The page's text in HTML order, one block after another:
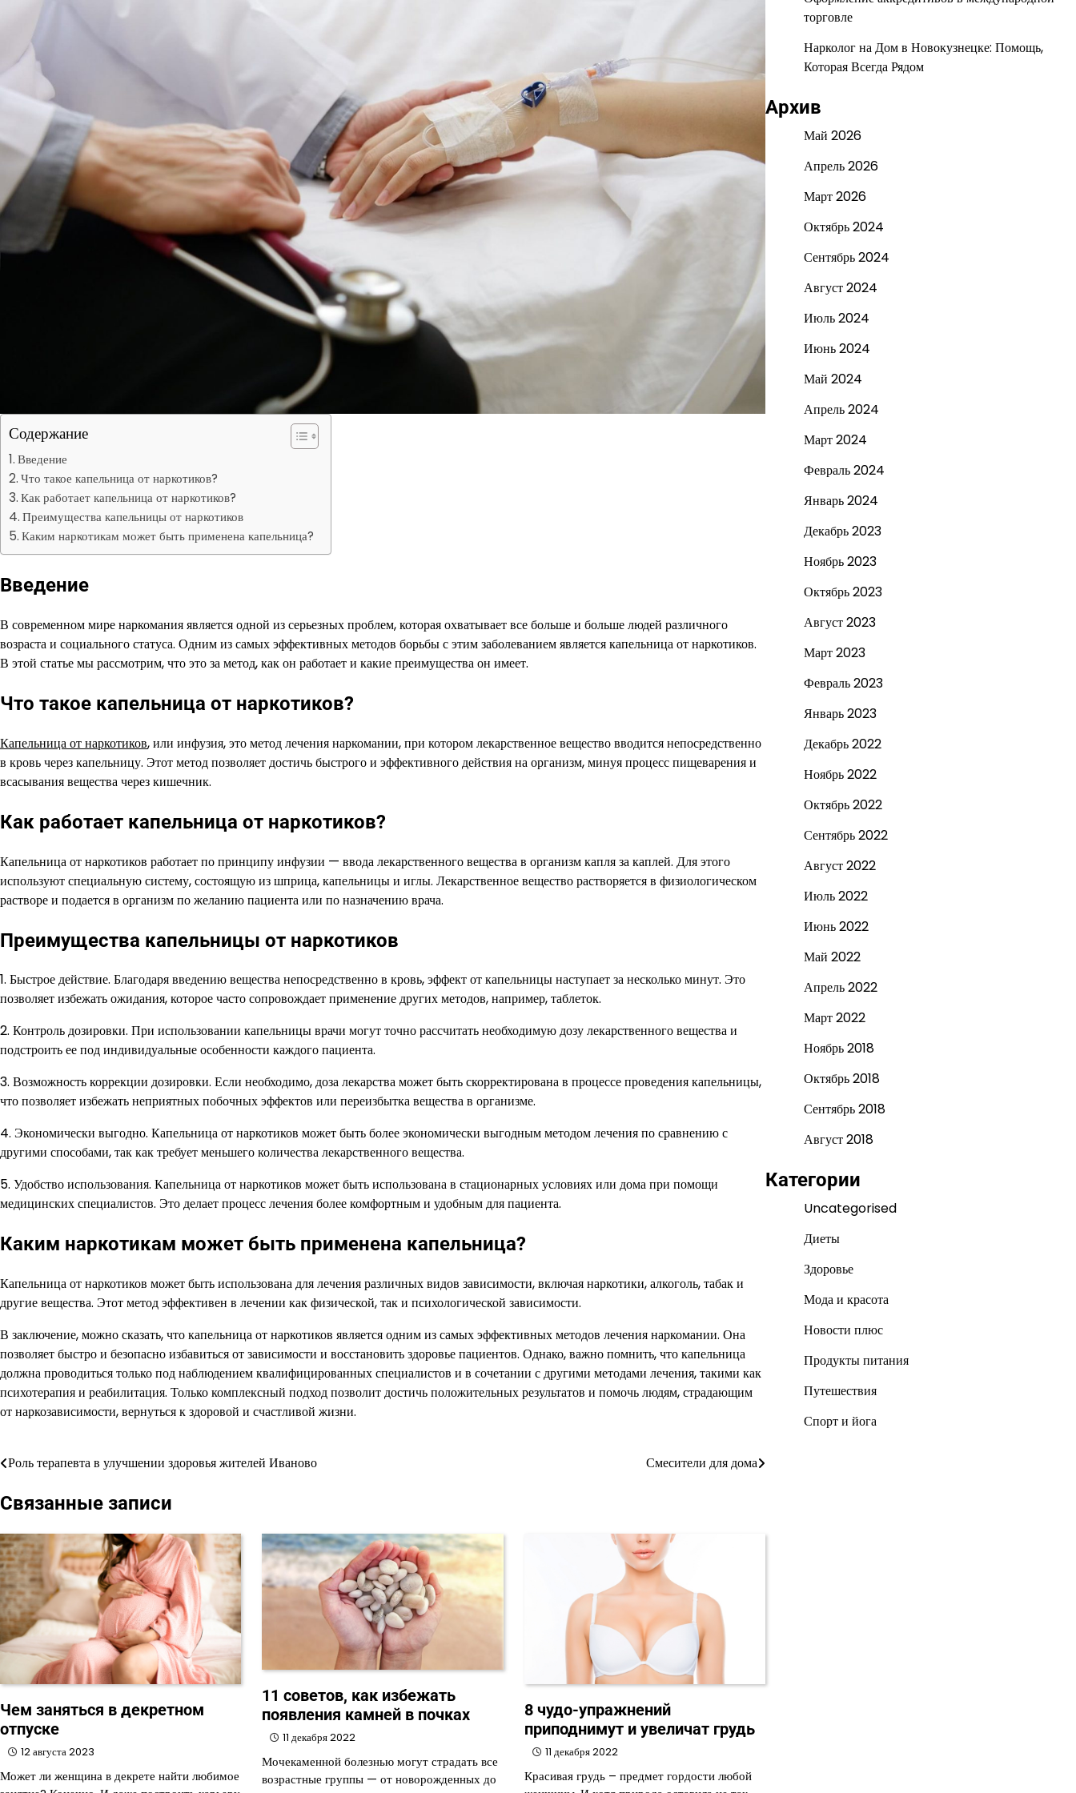
Содержание
Введение
Что такое капельница от наркотиков?
Как работает капельница от наркотиков?
Преимущества капельницы от наркотиков
Каким наркотикам может быть применена капельница?
Введение
В современном мире наркомания является одной из серьезных проблем, которая охватывает все больше и больше людей различного
возраста и социального статуса. Одним из самых эффективных методов борьбы с этим заболеванием является капельница от наркотиков.
В этой статье мы рассмотрим, что это за метод, как он работает и какие преимущества он имеет.
Что такое капельница от наркотиков?
Капельница от наркотиков, или инфузия, это метод лечения наркомании, при котором лекарственное вещество вводится непосредственно
в кровь через капельницу. Этот метод позволяет достичь быстрого и эффективного действия на организм, минуя процесс пищеварения и
всасывания вещества через кишечник.
Как работает капельница от наркотиков?
Капельница от наркотиков работает по принципу инфузии — ввода лекарственного вещества в организм капля за каплей. Для этого
используют специальную систему, состоящую из шприца, капельницы и иглы. Лекарственное вещество растворяется в физиологическом
растворе и подается в организм по желанию пациента или по назначению врача.
Преимущества капельницы от наркотиков
1. Быстрое действие. Благодаря введению вещества непосредственно в кровь, эффект от капельницы наступает за несколько минут. Это
позволяет избежать ожидания, которое часто сопровождает применение других методов, например, таблеток.
2. Контроль дозировки. При использовании капельницы врачи могут точно рассчитать необходимую дозу лекарственного вещества и
подстроить ее под индивидуальные особенности каждого пациента.
3. Возможность коррекции дозировки. Если необходимо, доза лекарства может быть скорректирована в процессе проведения капельницы,
что позволяет избежать неприятных побочных эффектов или переизбытка вещества в организме.
4. Экономически выгодно. Капельница от наркотиков может быть более экономически выгодным методом лечения по сравнению с
другими способами, так как требует меньшего количества лекарственного вещества.
5. Удобство использования. Капельница от наркотиков может быть использована в стационарных условиях или дома при помощи
медицинских специалистов. Это делает процесс лечения более комфортным и удобным для пациента.
Каким наркотикам может быть применена капельница?
Капельница от наркотиков может быть использована для лечения различных видов зависимости, включая наркотики, алкоголь, табак и
другие вещества. Этот метод эффективен в лечении как физической, так и психологической зависимости.
В заключение, можно сказать, что капельница от наркотиков является одним из самых эффективных методов лечения наркомании. Она
позволяет быстро и безопасно избавиться от зависимости и восстановить здоровье пациентов. Однако, важно помнить, что капельница
должна проводиться только под наблюдением квалифицированных специалистов и в сочетании с другими методами лечения, такими как
психотерапия и реабилитация. Только комплексный подход позволит достичь положительных результатов и помочь людям, страдающим
от наркозависимости, вернуться к здоровой и счастливой жизни.
Навигация
по
Роль терапевта в улучшении здоровья жителей Иваново Смесители для дома
Связанные записи
Чем заняться в декретном
отпуске
12 августа 2023
Может ли женщина в декрете найти любимое
11 советов, как избежать
появления камней в почках
11 декабря 2022
Мочекаменной болезнью могут страдать все
возрастные группы — от новорожденных до
8 чудо-упражнений
приподнимут и увеличат грудь
11 декабря 2022
Красивая грудь – предмет гордости любой
торговле
Нарколог на Дом в Новокузнецке: Помощь,
Которая Всегда Рядом
Архив
Май 2026
Апрель 2026
Март 2026
Октябрь 2024
Сентябрь 2024
Август 2024
Июль 2024
Июнь 2024
Май 2024
Апрель 2024
Март 2024
Февраль 2024
Январь 2024
Декабрь 2023
Ноябрь 2023
Октябрь 2023
Август 2023
Март 2023
Февраль 2023
Январь 2023
Декабрь 2022
Ноябрь 2022
Октябрь 2022
Сентябрь 2022
Август 2022
Июль 2022
Июнь 2022
Май 2022
Апрель 2022
Март 2022
Ноябрь 2018
Октябрь 2018
Сентябрь 2018
Август 2018
Категории
Uncategorised
Диеты
Здоровье
Мода и красота
Новости плюс
Продукты питания
Путешествия
Спорт и йога